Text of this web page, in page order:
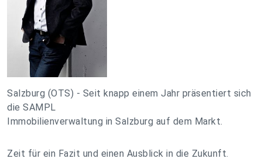
Salzburg (OTS) - Seit knapp einem Jahr präsentiert sich
die SAMPL
Immobilienverwaltung in Salzburg auf dem Markt.
Zeit für ein Fazit und einen Ausblick in die Zukunft.